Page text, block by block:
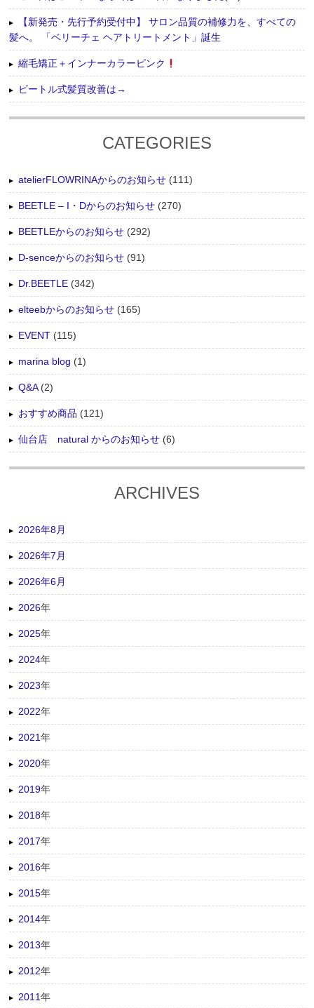
【新発売・先行予約受付中】 サロン品質の補修力を、すべての
髪へ。 「ベリーチェ ヘアトリートメント」誕生
縮毛矯正＋インナーカラーピンク
ビートル式髪質改善は→
CATEGORIES
atelierFLOWRINAからのお知らせ (111)
BEETLE – I・Dからのお知らせ (270)
BEETLEからのお知らせ (292)
D-senceからのお知らせ (91)
Dr.BEETLE (342)
elteebからのお知らせ (165)
EVENT (115)
marina blog (1)
Q&A(2)
おすすめ商品 (121)
仙台店 natural からのお知らせ (6)
ARCHIVES
2026年8月
2026年7月
2026年6月
2026年
2025年
2024年
2023年
2022年
2021年
2020年
2019年
2018年
2017年
2016年
2015年
2014年
2013年
2012年
2011年